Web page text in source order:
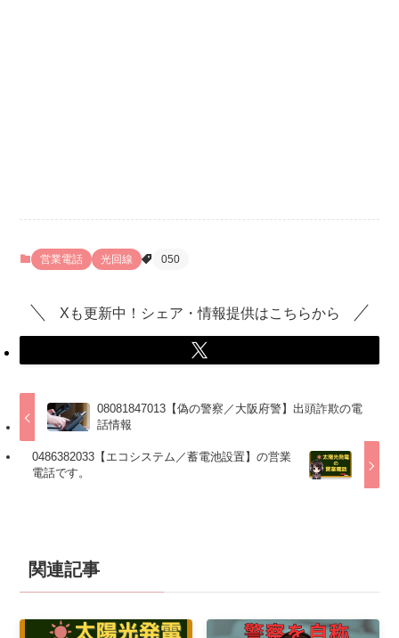
営業電話 光回線 050
Xも更新中！シェア・情報提供はこちらから
08081847013【偽の警察／大阪府警】出頭詐欺の電
話情報
0486382033【エコシステム／蓄電池設置】の営業
電話です。
関連記事